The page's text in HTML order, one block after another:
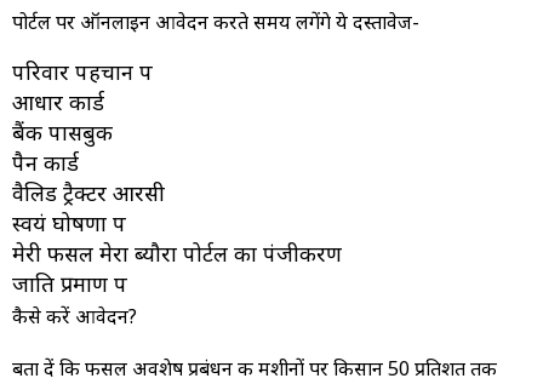
पोर्टल पर ऑनलाइन आवेदन करते समय लगेंगे ये दस्तावेज-
परिवार पहचान पत्र
आधार कार्ड
बैंक पासबुक
पैन कार्ड
वैलिड ट्रैक्टर आरसी
स्वयं घोषणा पत्र
मेरी फसल मेरा ब्यौरा पोर्टल का पंजीकरण
जाति प्रमाण पत्र
कैसे करें आवेदन?
बता दें कि फसल अवशेष प्रबंधन की मशीनों पर किसान 50 प्रतिशत तक